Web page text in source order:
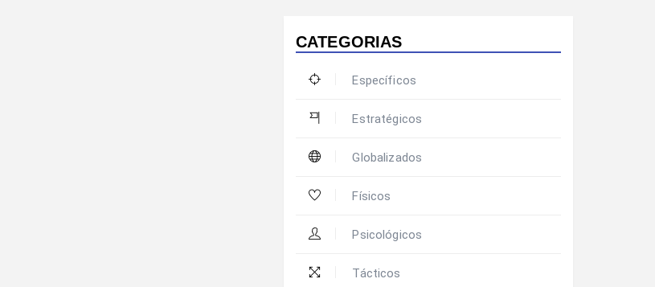
CATEGORIAS
Específicos
Estratégicos
Globalizados
Físicos
Psicológicos
Tácticos